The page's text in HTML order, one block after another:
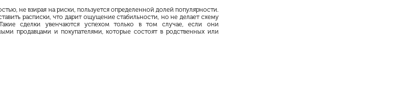
не взирая на риски, пользуется определенной долей популярности.
расписки, что дарит ощущение стабильности, но не делает схему
сделки увенчаются успехом только в том случае, если они
продавцами и покупателями, которые состоят в родственных или